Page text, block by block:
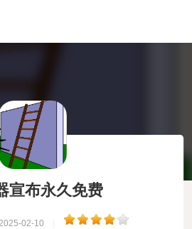
宣布永久免费
02-10